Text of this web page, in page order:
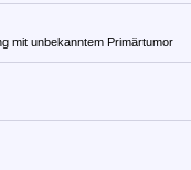
mit unbekanntem Primärtumor